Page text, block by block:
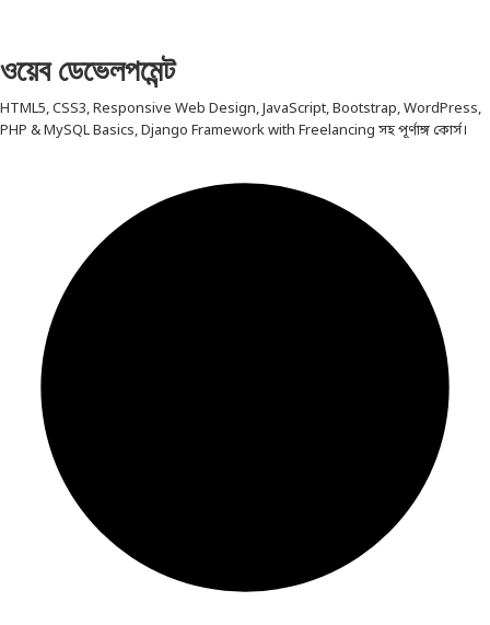
ওয়েব ডেভেলপমেন্ট
HTML5, CSS3, Responsive Web Design, JavaScript, Bootstrap, WordPress,
PHP & MySQL Basics, Django Framework with Freelancing সহ পূর্ণাঙ্গ কোর্স।